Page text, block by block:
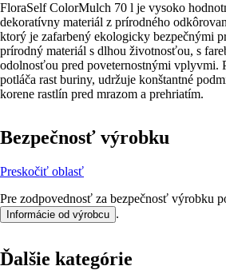
FloraSelf ColorMulch 70 l je vysoko
dekoratívny materiál z prírodného
ktorý je zafarbený ekologicky bezpečnými
prírodný materiál s dlhou životnosťou, s
odolnosťou pred poveternostnými vplyvmi.
potláča rast buriny, udržuje konštantné
korene rastlín pred mrazom a prehriatím.
Bezpečnosť výrobku
Preskočiť oblasť
Pre zodpovednosť za bezpečnosť výrobku
Informácie od výrobcu .
Ďalšie kategórie